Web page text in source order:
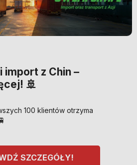
import z Chin –
🚢
100 klientów otrzyma
SZCZEGÓŁY!